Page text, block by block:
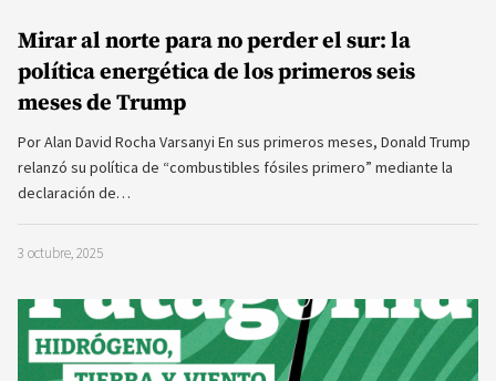
Mirar al norte para no perder el sur: la
política energética de los primeros seis
meses de Trump
Por Alan David Rocha Varsanyi En sus primeros meses, Donald Trump
relanzó su política de “combustibles fósiles primero” mediante la
declaración de…
3 octubre, 2025